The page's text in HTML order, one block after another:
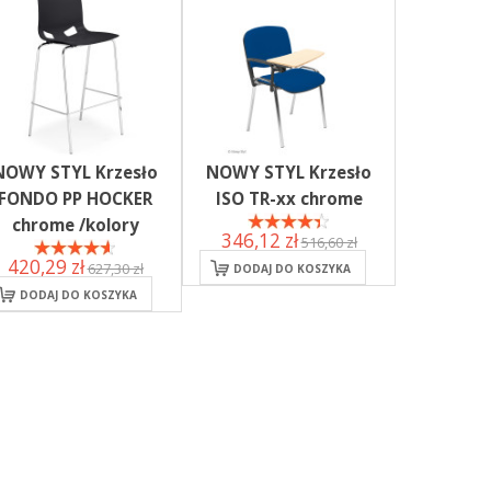
STYL Krzesło
FONDO PP HOCKER
chrome /kolory
420,29 zł627,30 zł
DODAJ DO KOSZYKA
NOWY STYL Krzesło
ISO TR-xx chrome
346,12 zł516,60 zł
DODAJ DO KOSZYKA